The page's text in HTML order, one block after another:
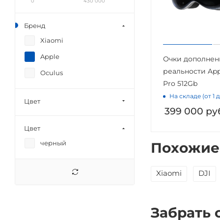
Очки
реальности
Pro 512Gb
На складе (от 1
399 000
Похожие
Xiaomi DJI
Забрать
Бренд
Xiaomi
Apple
Oculus
Цвет
Цвет
черный